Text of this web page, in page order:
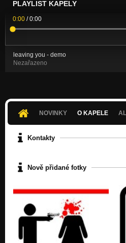
PLAYLIST KAPELY
0:00 /0:00
leaving you - demo
Nezařazeno
NOVINKY O KAPELE
Kontakty
Nově přidané fotky